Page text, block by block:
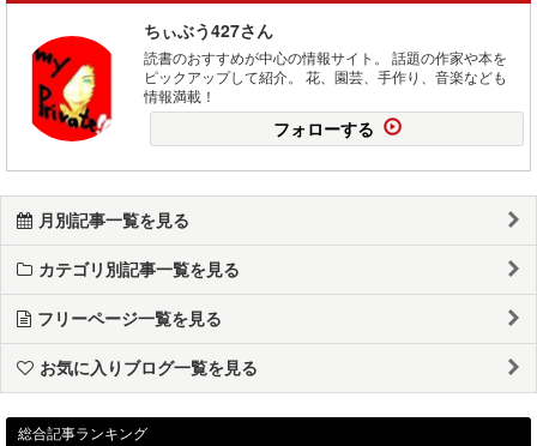
ちぃぶう427さん
読書のおすすめが中心の情報サイト。 話題の作家や本を
ピックアップして紹介。 花、園芸、手作り、音楽なども
情報満載！
フォローする
月別記事一覧を見る
カテゴリ別記事一覧を見る
フリーページ一覧を見る
お気に入りブログ一覧を見る
総合記事ランキング